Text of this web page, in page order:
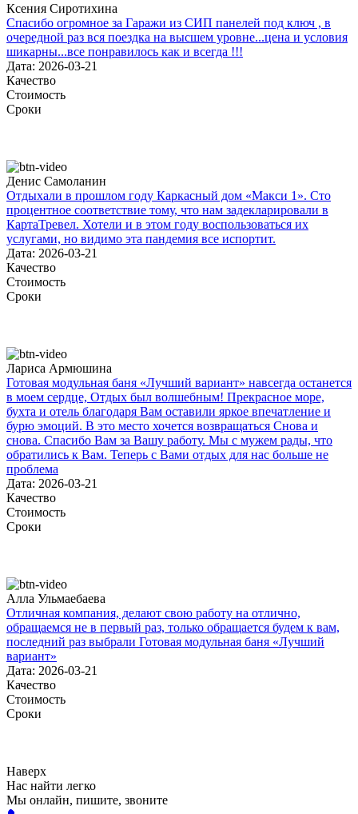
Ксения Сиротихина
Спасибо огромное за Гаражи из СИП панелей под ключ , в
очередной раз вся поездка на высшем уровне...цена и условия
шикарны...все понравилось как и всегда !!!
Дата: 2026-03-21
Качество
Стоимость
Сроки
Денис Самоланин
Отдыхали в прошлом году Каркасный дом «Макси 1». Сто
процентное соответствие тому, что нам задекларировали в
КартаТревел. Хотели и в этом году воспользоваться их
услугами, но видимо эта пандемия все испортит.
Дата: 2026-03-21
Качество
Стоимость
Сроки
Лариса Армюшина
Готовая модульная баня «Лучший вариант» навсегда останется
в моем сердце, Отдых был волшебным! Прекрасное море,
бухта и отель благодаря Вам оставили яркое впечатление и
бурю эмоций. В это место хочется возвращаться Снова и
снова. Спасибо Вам за Вашу работу. Мы с мужем рады, что
обратились к Вам. Теперь с Вами отдых для нас больше не
проблема
Дата: 2026-03-21
Качество
Стоимость
Сроки
Алла Ульмаебаева
Отличная компания, делают свою работу на отлично,
обращаемся не в первый раз, только обращается будем к вам,
последний раз выбрали Готовая модульная баня «Лучший
вариант»
Дата: 2026-03-21
Качество
Стоимость
Сроки
Наверх
Нас найти легко
Мы онлайн, пишите, звоните